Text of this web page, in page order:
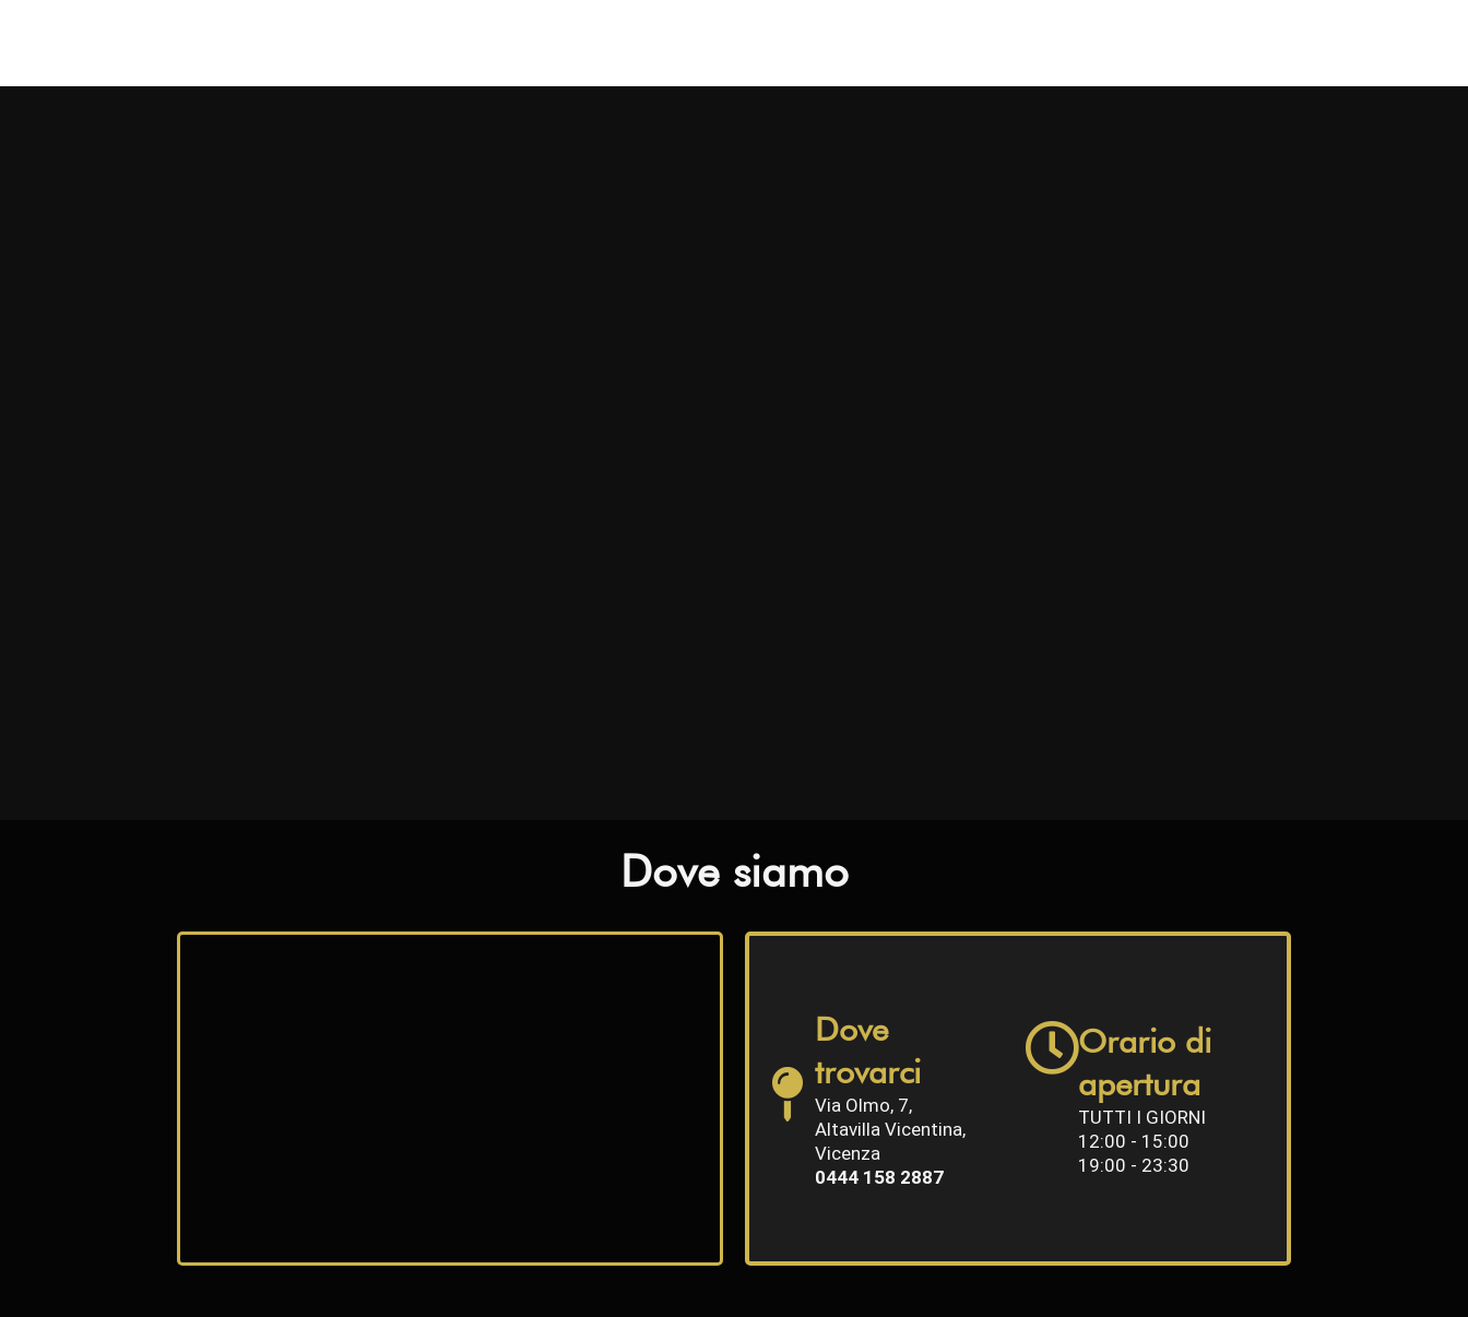
Dove siamo
Dove
trovarci
Via Olmo, 7,
Altavilla Vicentina,
Vicenza
0444 158 2887
Orario di
apertura
TUTTI I GIORNI
12:00 - 15:00
19:00 - 23:30